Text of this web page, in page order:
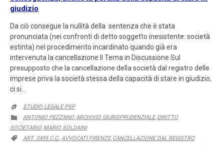
giudizio
Da ciò consegue la nullità della sentenza che è stata
pronunciata (nei confronti di detto soggetto inesistente: società
estinta) nel procedimento incardinato quando già era
intervenuta la cancellazione Il Tema in Discussione Sul
presupposto che la cancellazione della società dal registro delle
imprese priva la società stessa della capacità di stare in giudizio,
ci si…

STUDIO LEGALE PSP

CATEGORY
ANTONIO PEZZANO ARCHIVIO GIURISPRUDENZIALE, DIRITTO
SOCIETARIO MARIO SOLDAINI

CATEGORY
ART. 2495 C.C. AVVOCATI FIRENZE, CANCELLAZIONE DAL REGISTRO